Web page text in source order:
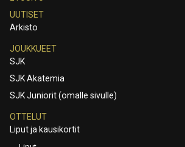
UUTISET
Arkisto
JOUKKUEET
SJK
SJK Akatemia
SJK Juniorit (omalle sivulle)
OTTELUT
Liput ja kausikortit